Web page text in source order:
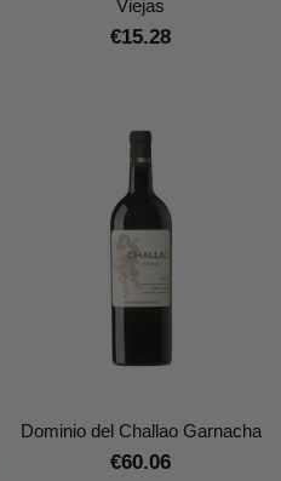
Viejas
€15.28
Dominio del Challao Garnacha
€60.06